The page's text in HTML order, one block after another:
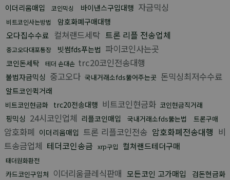
이더리움매입 코인믹싱 바이낸스구입대행 자금믹싱
비트코인사는방법 암호화폐구매대행
오다집수수료 컬쳐랜드세탁 트론 리플 전송업체
중고오다대포통장 빗썸fds푸는법 파이코인사는곳
코인돈세탁 테더 손대손 trc20코인전송대행
불법자금믹싱 중고오다 국내거래소fds뚫어주는곳 돈믹싱최저수수료
알트코인퀵거래
비트코인현금화 trc20전송대행 비트코인현금화 코인현금직거래
핑믹싱 24시코인업체 리플코인매입 국내거래소fds뚫는법 트론구매
암호화폐 이더리움매입 트론 리플코인전송 암호화폐전송대행 비
트송금업체 테더코인송금 xrp구입 컬쳐랜드테더구매
태더원화환전
카드코인구입처 이더리움클레식판매 모든코인 고가매입
검돈현금화